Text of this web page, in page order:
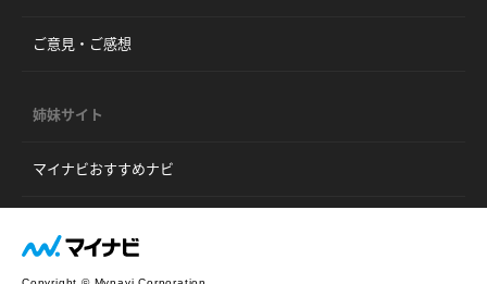
ご意見・ご感想
姉妹サイト
マイナビおすすめナビ